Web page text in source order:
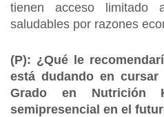
tienen acceso limitado
saludables por razones
(P): ¿Qué le
está dudando en
Grado en Nutrición
semipresencial en el